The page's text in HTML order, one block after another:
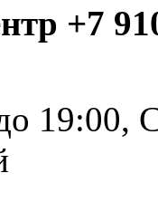
+7
19:00,